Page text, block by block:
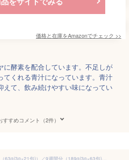
価格と在庫をAmazonでチェック >>
に酵素を配合しています。不足しが
てくれる青汁になっています。青汁
えて、飲み続けやすい味になってい
すすめコメント（2件）
乳酸菌 国産青汁 3週間分（63g(3g×21包)）／9週間分（189g(3g×63包)）／4カ月分（378g(126本×3g)） 青汁 飲みやすい 酵素 健康 ダイエット 国産 大麦若葉 乳酸菌 1000億個 食物繊維 抹茶風味 送料無料 ギフト R